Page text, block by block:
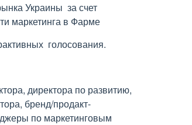
Украины за счет
маркетинга в Фарме
голосования.
директора по развитию,
бренд/продакт-
по маркетинговым